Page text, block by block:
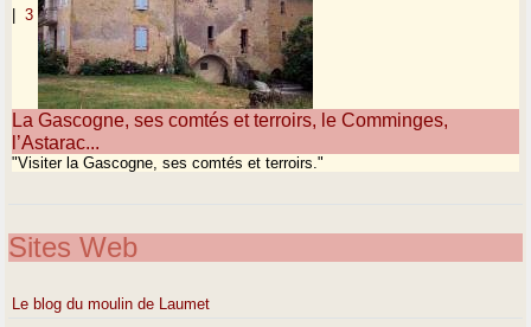
3
La Gascogne, ses comtés et terroirs, le Comminges,
l’Astarac...
"Visiter la Gascogne, ses comtés et terroirs."
Sites Web
Le blog du moulin de Laumet